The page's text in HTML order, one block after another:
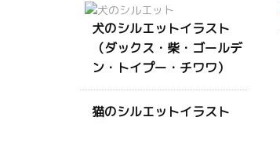
犬のシルエットイラスト
（ダックス・柴・ゴールデ
ン・トイプー・チワワ）
猫のシルエットイラスト